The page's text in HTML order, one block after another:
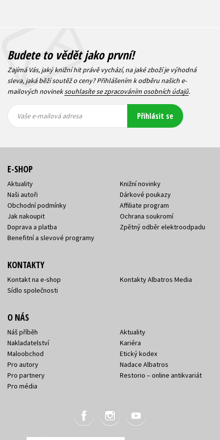
Budete to vědět jako první!
Zajímá Vás, jaký knižní hit právě vychází, na jaké zboží je výhodná
sleva, jaká běží soutěž o ceny? Přihlášením k odběru našich e-
mailových novineksouhlasíte se zpracováním osobních údajů.
mailová
mailová
Vaše e-mailová adresa Přihlásit se
E-SHOP
Aktuality
Naši autoři
Obchodní podmínky
Jak nakoupit
Doprava a platba
Benefitní a slevové programy
Knižní novinky
Dárkové poukazy
Affiliate program
Ochrana soukromí
Zpětný odběr elektroodpadu
KONTAKTY
Kontakt na e-shop
Sídlo společnosti
Kontakty Albatros Media
O NÁS
Náš příběh
Nakladatelství
Maloobchod
Pro autory
Pro partnery
Pro média
Aktuality
Kariéra
Etický kodex
Nadace Albatros
Restorio – online antikvariát